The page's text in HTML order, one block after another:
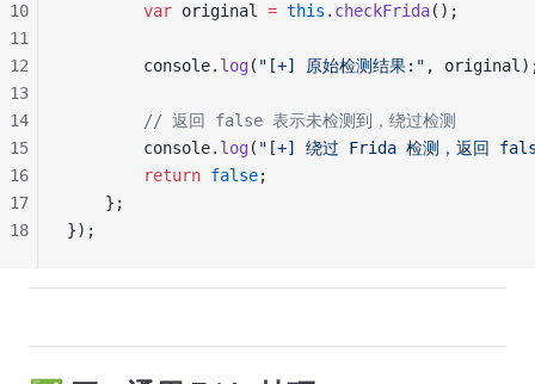
        var
original = this . checkFrida();
        console.
log ( "[+] 原始检测结果:" ,
        // 返回 false 表示未检测到，绕过检测
        console.
log ( "[+] 绕过 Frida 检测，返回
        return
false;
    };
});
10
11
12
13
14
15
16
17
18